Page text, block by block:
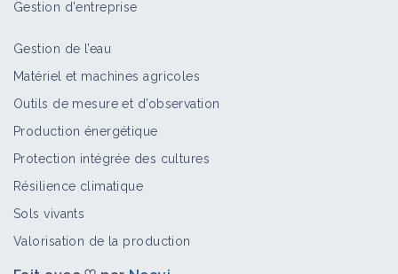
Gestion d'entreprise
Gestion de l’eau
Matériel et machines agricoles
Outils de mesure et d’observation
Production énergétique
Protection intégrée des cultures
Résilience climatique
Sols vivants
Valorisation de la production